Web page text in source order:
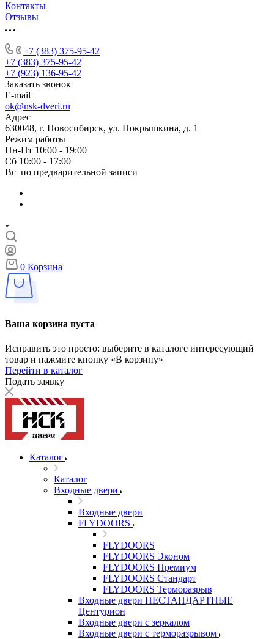
Контакты
Отзывы
+7 (383) 375-95-42
+7 (383) 375-95-42
+7 (923) 136-95-42
Заказать звонок
E-mail
ok@nsk-dveri.ru
Адрес
630048, г. Новосибирск, ул. Покрышкина, д. 1
Режим работы
Пн-Пт 10:00 - 19:00
Сб 10:00 - 17:00
Вс по предварительной записи
0 Корзина
Ваша корзина пуста
Исправить это просто: выберите в каталоге интересующий
товар и нажмите кнопку «В корзину»
Перейти в каталог
Подать заявку
Каталог
Каталог
Входные двери
Входные двери
FLYDOORS
FLYDOORS
FLYDOORS Эконом
FLYDOORS Премиум
FLYDOORS Стандарт
FLYDOORS Терморазрыв
Входные двери НЕСТАНДАРТНЫЕ
Центурион
Входные двери с зеркалом
Входные двери с терморазрывом